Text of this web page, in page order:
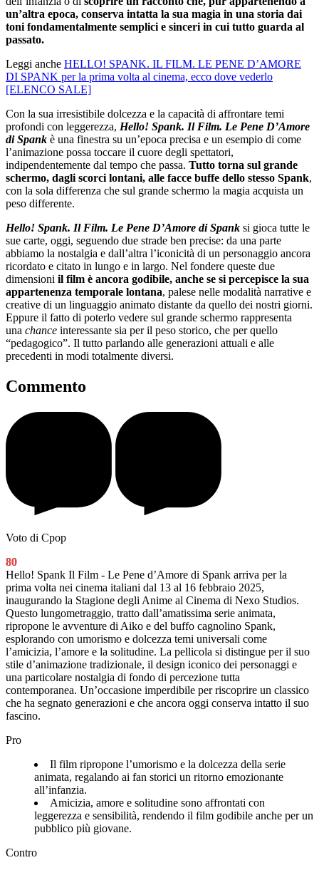
un’altra epoca, conserva intatta la sua magia in una storia dai
toni fondamentalmente semplici e sinceri in cui tutto guarda al
passato.
Leggi anche HELLO! SPANK. IL FILM. LE PENE D’AMORE
DI SPANK per la prima volta al cinema, ecco dove vederlo
[ELENCO SALE]
Con la sua irresistibile dolcezza e la capacità di affrontare temi
profondi con leggerezza, Hello! Spank. Il Film. Le Pene D’Amore
di Spank è una finestra su un’epoca precisa e un esempio di come
l’animazione possa toccare il cuore degli spettatori,
indipendentemente dal tempo che passa. Tutto torna sul grande
schermo, dagli scorci lontani, alle facce buffe dello stesso Spank,
con la sola differenza che sul grande schermo la magia acquista un
peso differente.
Hello! Spank. Il Film. Le Pene D’Amore di Spank si gioca tutte le
sue carte, oggi, seguendo due strade ben precise: da una parte
abbiamo la nostalgia e dall’altra l’iconicità di un personaggio ancora
ricordato e citato in lungo e in largo. Nel fondere queste due
dimensioni il film è ancora godibile, anche se si percepisce la sua
appartenenza temporale lontana, palese nelle modalità narrative e
creative di un linguaggio animato distante da quello dei nostri giorni.
Eppure il fatto di poterlo vedere sul grande schermo rappresenta
una chance interessante sia per il peso storico, che per quello
“pedagogico”. Il tutto parlando alle generazioni attuali e alle
precedenti in modi totalmente diversi.
Commento
Voto di Cpop
80
Hello! Spank Il Film - Le Pene d’Amore di Spank arriva per la
prima volta nei cinema italiani dal 13 al 16 febbraio 2025,
inaugurando la Stagione degli Anime al Cinema di Nexo Studios.
Questo lungometraggio, tratto dall’amatissima serie animata,
ripropone le avventure di Aiko e del buffo cagnolino Spank,
esplorando con umorismo e dolcezza temi universali come
l’amicizia, l’amore e la solitudine. La pellicola si distingue per il suo
stile d’animazione tradizionale, il design iconico dei personaggi e
una particolare nostalgia di fondo di percezione tutta
contemporanea. Un’occasione imperdibile per riscoprire un classico
che ha segnato generazioni e che ancora oggi conserva intatto il suo
fascino.
Pro
Il film ripropone l’umorismo e la dolcezza della serie
animata, regalando ai fan storici un ritorno emozionante
all’infanzia.
Amicizia, amore e solitudine sono affrontati con
leggerezza e sensibilità, rendendo il film godibile anche per un
pubblico più giovane.
Contro